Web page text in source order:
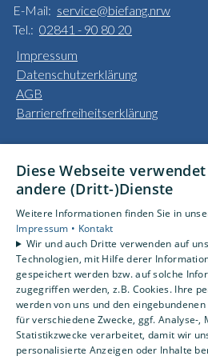
E-Mail: service@biefang.nrw
Tel.: 02841 - 90 80 20
Impressum
Datenschutzerklärung
AGB
Barrierefreiheitserklärung
Privatkunden
Gewerbekunden
Karriere
Unternehmen
Kontakt
Um externe HTML-Inhalte
Ihre
Weitere Informationen
Diese Webseite
andere (Dritt-)Dienste
Weitere Informationen finden Sie in
Impressum • Kontakt
Wir und auch Dritte verwenden auf
Technologien, mit Hilfe derer
gespeichert werden bzw. auf solche
zugegriffen werden, z.B. Cookies. Ihre
werden von uns und den
für verschiedene Zwecke, ggf. Analyse-,
Statistikzwecke verarbeitet, damit wir
personalisierte Anzeigen oder Inhalte